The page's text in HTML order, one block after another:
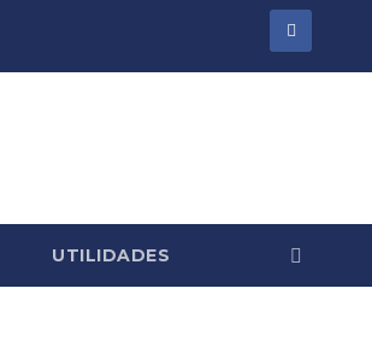
UTILIDADES